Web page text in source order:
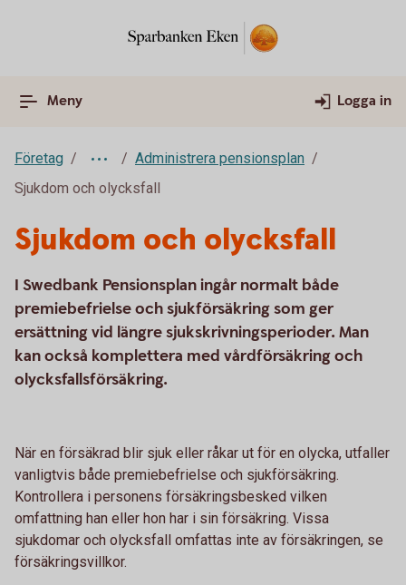
Meny Logga in
Företag
Administrera pensionsplan
Sjukdom och olycksfall
Sjukdom och olycksfall
I Swedbank Pensionsplan ingår normalt både
premiebefrielse och sjukförsäkring som ger
ersättning vid längre sjukskrivningsperioder. Man
kan också komplettera med vårdförsäkring och
olycksfallsförsäkring.
När en försäkrad blir sjuk eller råkar ut för en olycka, utfaller
vanligtvis både premiebefrielse och sjukförsäkring.
Kontrollera i personens försäkringsbesked vilken
omfattning han eller hon har i sin försäkring. Vissa
sjukdomar och olycksfall omfattas inte av försäkringen, se
försäkringsvillkor.